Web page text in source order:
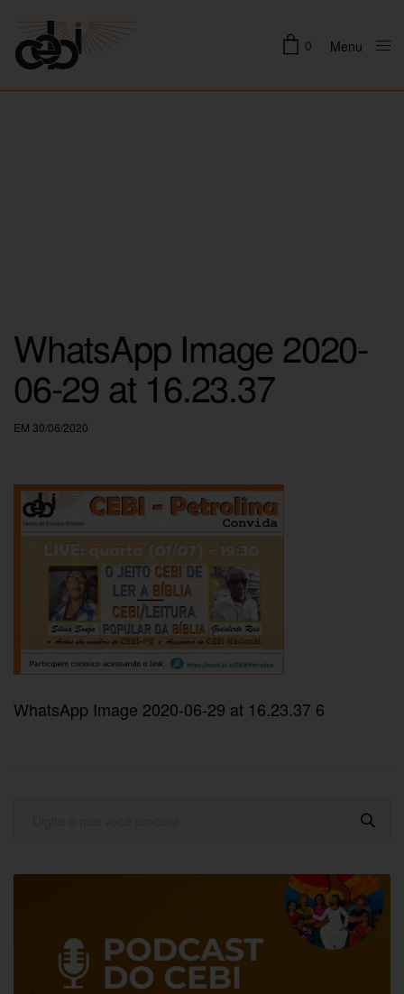
0 Menu
WhatsApp Image 2020-
06-29 at 16.23.37
EM 30/06/2020
WhatsApp Image 2020-06-29 at 16.23.37 6